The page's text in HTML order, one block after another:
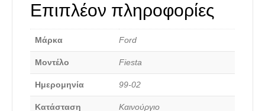
Επιπλέον πληροφορίες
Μάρκα Ford
Μοντέλο Fiesta
Ημερομηνία 99-02
Κατάσταση Καινούργιο
Καινούργια Ανταλλακτικά